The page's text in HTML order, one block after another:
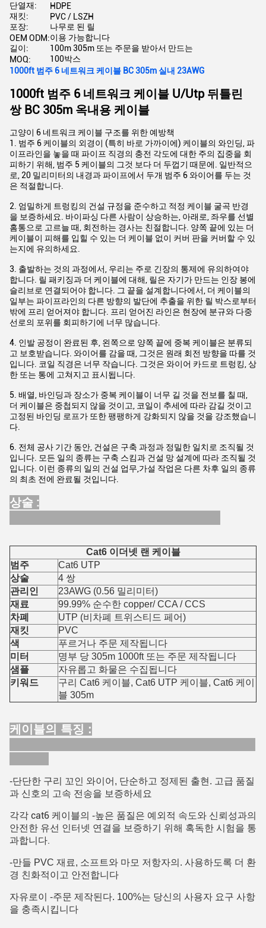
단열재:
HDPE
재킷:
PVC / LSZH
포장:
나무로 된 릴
OEM ODM:이용 가능합니다
길이:
100m 305m 또는 주문을 받아서 만드는
MOQ:
100박스
1000ft 범주 6 네트워크 케이블 BC 305m 실내 23AWG
1000ft 범주 6 네트워크 케이블 U/Utp 뒤틀린
쌍 BC 305m 옥내용 케이블
고양이 6 네트워크 케이블 구조를 위한 예방책
1. 범주 6 케이블의 외경이 (특히 바로 가까이에) 케이블의 와인딩, 파
이프라인을 놓을 때 파이프 직경의 충전 각도에 대한 주의 집중을 회
피하기 위해, 범주 5 케이블의 그것 보다 더 두껍기 때문에. 일반적으
로, 20 밀리미터의 내경과 파이프에서 두개 범주 6 와이어를 두는 것
은 적절합니다.
2. 엄밀하게 트렁킹의 건설 규정을 준수하고 적정 케이블 굴곡 반경
을 보증하세요. 바이파싱 다른 사람이 상승하는, 아래로, 좌우를 선별
홈통으로 고르늘 때, 회전하는 경사는 친절합니다. 양쪽 끝에 있는 더
케이블이 피해를 입힐 수 있는 더 케이블 없이 커버 판을 커버할 수 있
는지에 유의하세요.
3. 출발하는 것의 과정에서, 우리는 주로 긴장의 통제에 유의하여야
합니다. 릴 패키징과 더 케이블에 대해, 릴은 자기가 만드는 인장 봉에
슬리브로 연결되어야 합니다. 그 끝을 설계합니다에서, 더 케이블의
일부는 파이프라인의 다른 방향의 발단에 추출을 위한 릴 박스로부터
밖에 프리 얻어져야 합니다. 프리 얻어진 라인은 현장에 분규와 다중
선로의 포위를 회피하기에 너무 많습니다.
4. 인발 공정이 완료된 후, 왼쪽으로 양쪽 끝에 중복 케이블은 분류되
고 보호받습니다. 와이어를 감을 때, 그것은 원래 회전 방향을 따를 것
입니다. 코일 직경은 너무 작습니다. 그것은 와이어 카드로 트렁킹, 상
한 또는 통에 고쳐지고 표시됩니다.
5. 배열, 바인딩과 장소가 중복 케이블이 너무 길 것을 전보를 칠 때,
더 케이블은 중첩되지 않을 것이고, 코일이 추세에 따라 감길 것이고
고정된 바인딩 로프가 또한 팽팽하게 강화되지 않을 것을 강조했습니
다.
6. 전체 공사 기간 동안, 건설은 구축 과정과 정밀한 일치로 조직될 것
입니다. 모든 일의 종류는 구축 스킴과 건설 망 설계에 따라 조직될 것
입니다. 이런 종류의 일의 건설 업무,가설 작업은 다른 차후 일의 종류
의 최초 전에 완료될 것입니다.
상술 :
Cat6 이더넷 랜 케이블
범주
Cat6 UTP
상술
4 쌍
관리인
23AWG (0.56 밀리미터)
재료
99.99% 순수한 copper/ CCA / CCS
차폐
UTP (비차폐 트위스티드 페어)
재킷
PVC
색
푸르거나 주문 제작됩니다
미터
명부 당 305m 1000ft 또는 주문 제작됩니다
샘플
자유롭고 화물은 수집됩니다
키워드
구리 Cat6 케이블, Cat6 UTP 케이블, Cat6 케이
블 305m
케이블의 특징 :
-단단한 구리 꼬인 와이어, 단순하고 정제된 출현. 고급 품질
과 신호의 고속 전송을 보증하세요
각각 cat6 케이블의 -높은 품질은 예외적 속도와 신뢰성과의
안전한 유선 인터넷 연결을 보증하기 위해 혹독한 시험을 통
과합니다.
-만들 PVC 재료, 소프트와 마모 저항자의. 사용하도록 더 환
경 친화적이고 안전합니다
자유로이 -주문 제작된다. 100%는 당신의 사용자 요구 사항
을 충족시킵니다